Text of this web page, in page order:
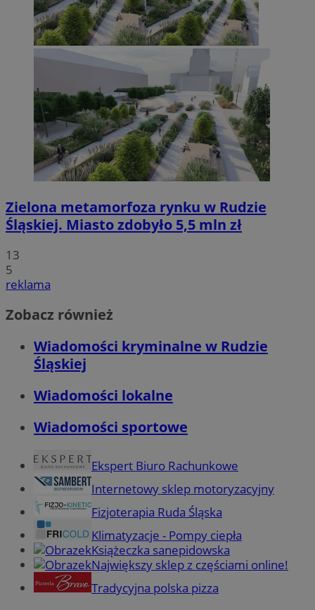
Zielona metamorfoza rynku w Rudzie
Śląskiej. Miasto zdobyło 5,5 mln zł
13
5
reklama
Zobacz również
Wiadomości kryminalne w Rudzie
Śląskiej
Wiadomości lokalne
Wiadomości sportowe
Ekspert Biuro Rachunkowe
Internetowy sklep motoryzacyjny
Fizjoterapia Ruda Śląska
Klimatyzacje - Pompy ciepła
Książeczka sanepidowska
Największy sklep z częściami online!
Tradycyjna polska pizza